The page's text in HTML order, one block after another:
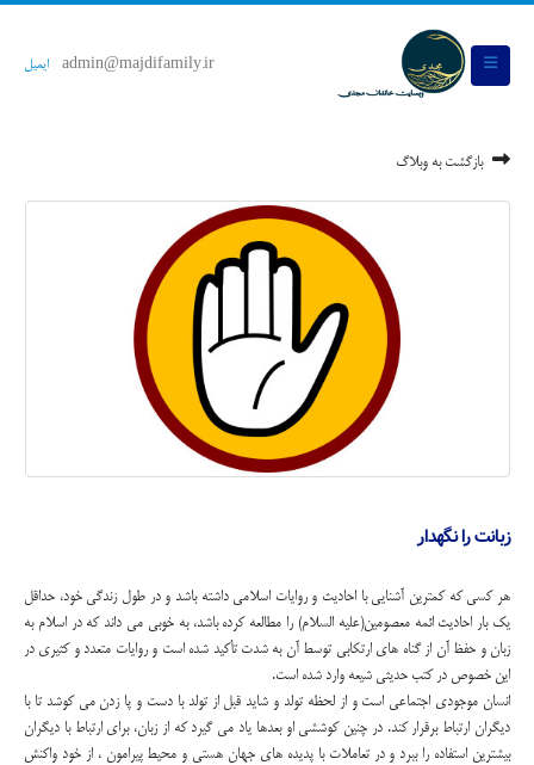
admin@majdifamily.ir ایمیل
بازگشت به وبلاگ
زبانت را نگهدار
هر کسی که کمترین آشنایی با احادیث و روایات اسلامی داشته باشد و در طول زندگی خود، حداقل
یک بار احادیث ائمه معصومین(علیه السلام) را مطالعه کرده باشد، به خوبی می داند که در اسلام به
زبان و حفظ آن از گناه های ارتکابی توسط آن به شدت تأکید شده است و روایات متعدد و کثیری در
این خصوص در کتب حدیثی شیعه وارد شده است.
انسان موجودی اجتماعی است و از لحظه تولد و شاید قبل از تولد با دست و پا زدن می کوشد تا با
دیگران ارتباط برقرار کند. در چنین کوششی او بعدها یاد می گیرد که از زبان، برای ارتباط با دیگران
بیشترین استفاده را ببرد و در تعاملات با پدیده های جهان هستی و محیط پیرامون ، از خود واکنش